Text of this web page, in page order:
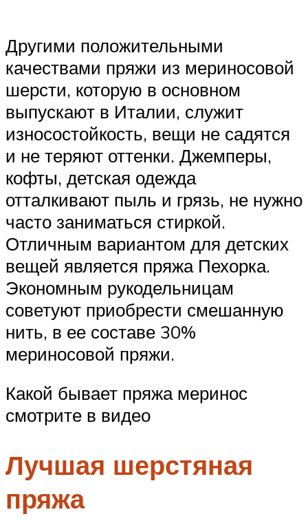
Другими положительными
качествами пряжи из мериносовой
шерсти, которую в основном
выпускают в Италии, служит
износостойкость, вещи не садятся
и не теряют оттенки. Джемперы,
кофты, детская одежда
отталкивают пыль и грязь, не нужно
часто заниматься стиркой.
Отличным вариантом для детских
вещей является пряжа Пехорка.
Экономным рукодельницам
советуют приобрести смешанную
нить, в ее составе 30%
мериносовой пряжи.
Какой бывает пряжа меринос
смотрите в видео
Лучшая шерстяная
пряжа